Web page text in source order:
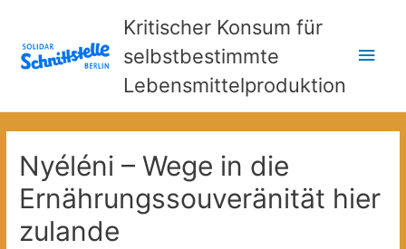
Kritischer Konsum für
selbstbestimmte
Lebensmittelproduktion
Nyéléni – Wege in die
Ernährungssouveränität hier
zulande